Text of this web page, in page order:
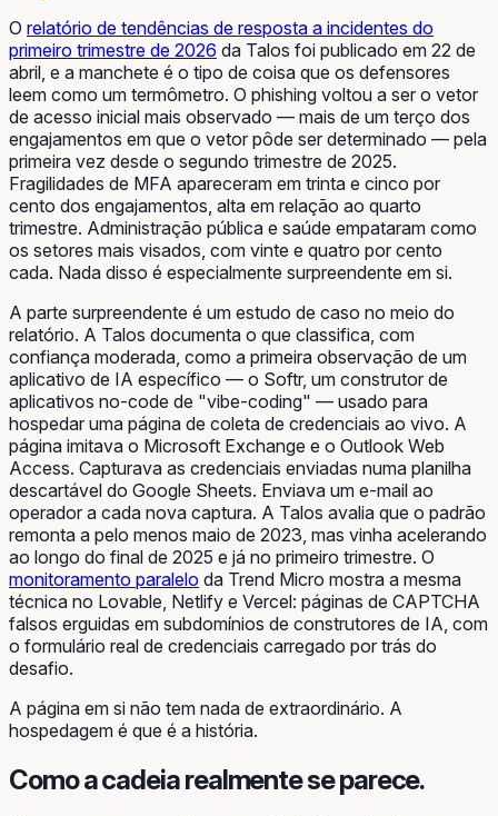
O relatório de tendências de resposta a incidentes do
primeiro trimestre de 2026 da Talos foi publicado em 22 de
abril, e a manchete é o tipo de coisa que os defensores
leem como um termômetro. O phishing voltou a ser o vetor
de acesso inicial mais observado — mais de um terço dos
engajamentos em que o vetor pôde ser determinado — pela
primeira vez desde o segundo trimestre de 2025.
Fragilidades de MFA apareceram em trinta e cinco por
cento dos engajamentos, alta em relação ao quarto
trimestre. Administração pública e saúde empataram como
os setores mais visados, com vinte e quatro por cento
cada. Nada disso é especialmente surpreendente em si.
A parte surpreendente é um estudo de caso no meio do
relatório. A Talos documenta o que classifica, com
confiança moderada, como a primeira observação de um
aplicativo de IA específico — o Softr, um construtor de
aplicativos no-code de "vibe-coding" — usado para
hospedar uma página de coleta de credenciais ao vivo. A
página imitava o Microsoft Exchange e o Outlook Web
Access. Capturava as credenciais enviadas numa planilha
descartável do Google Sheets. Enviava um e-mail ao
operador a cada nova captura. A Talos avalia que o padrão
remonta a pelo menos maio de 2023, mas vinha acelerando
ao longo do final de 2025 e já no primeiro trimestre. O
monitoramento paralelo da Trend Micro mostra a mesma
técnica no Lovable, Netlify e Vercel: páginas de CAPTCHA
falsos erguidas em subdomínios de construtores de IA, com
o formulário real de credenciais carregado por trás do
desafio.
A página em si não tem nada de extraordinário. A
hospedagem é que é a história.
Como a cadeia realmente se parece.